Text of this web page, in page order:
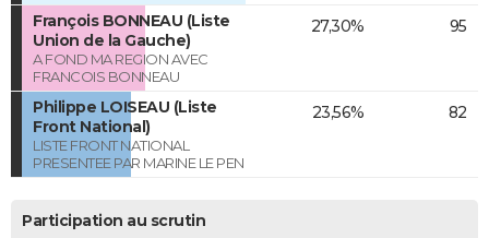
François BONNEAU (Liste
Union de la Gauche)
A FOND MA REGION AVEC
FRANCOIS BONNEAU
27,30% 95
Philippe LOISEAU (Liste
Front National)
LISTE FRONT NATIONAL
PRESENTEE PAR MARINE LE PEN
23,56% 82
Participation au scrutin